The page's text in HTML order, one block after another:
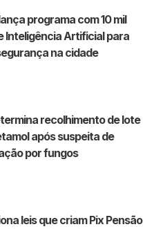
programa com 10 mil
Inteligência Artificial para
na cidade
recolhimento de lote
após suspeita de
por fungos
leis que criam Pix Pensão